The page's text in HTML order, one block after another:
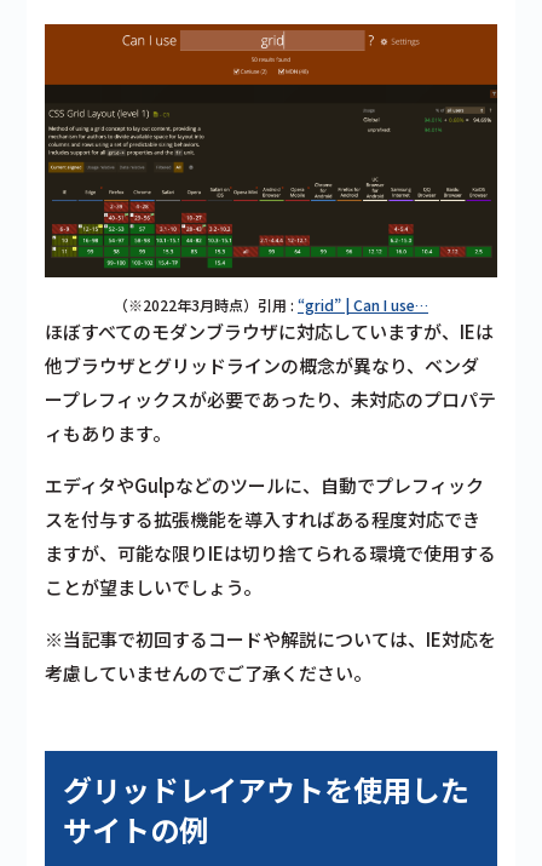
（※2022年3月時点）引用 : “grid” | Can I use…
ほぼすべてのモダンブラウザに対応していますが、IEは
他ブラウザとグリッドラインの概念が異なり、ベンダ
ープレフィックスが必要であったり、未対応のプロパテ
ィもあります。
エディタやGulpなどのツールに、自動でプレフィック
スを付与する拡張機能を導入すればある程度対応でき
ますが、可能な限りIEは切り捨てられる環境で使用する
ことが望ましいでしょう。
※当記事で初回するコードや解説については、IE対応を
考慮していませんのでご了承ください。
グリッドレイアウトを使用した
サイトの例